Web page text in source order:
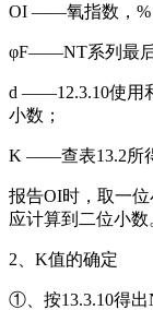
OI ——氧指数，%
φF——NT系列最后
d ——12.3.10使用
小数；
K ——查表13.2所
报告OI时，取一
应计算到二位小数
2、K值的确定
①、按13.3.10得出